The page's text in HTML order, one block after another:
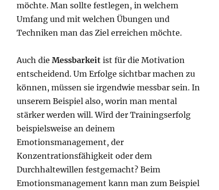
möchte. Man sollte festlegen, in welchem
Umfang und mit welchen Übungen und
Techniken man das Ziel erreichen möchte.​
Auch dieMessbarkeitist für die Motivation
entscheidend. Um Erfolge sichtbar machen zu
können, müssen sie irgendwie messbar sein. In
unserem Beispiel also, worin man mental
stärker werden will. Wird der Trainingserfolg
beispielsweise an deinem
Emotionsmanagement, der
Konzentrationsfähigkeit oder dem
Durchhaltewillen festgemacht? Beim
Emotionsmanagement kann man zum Beispiel